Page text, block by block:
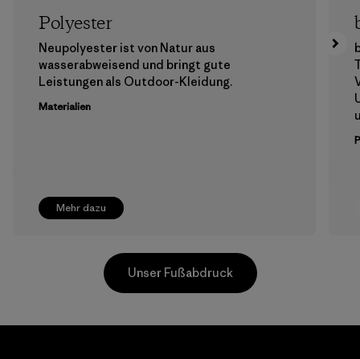
Mehr dazu
Polyester
Neupolyester ist von Natur aus
wasserabweisend und bringt gute
Leistungen als Outdoor-Kleidung.
Materialien
Unser Fußabdruck